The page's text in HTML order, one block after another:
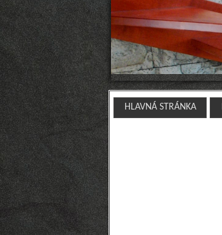
HLAVNÁ STRÁNKA